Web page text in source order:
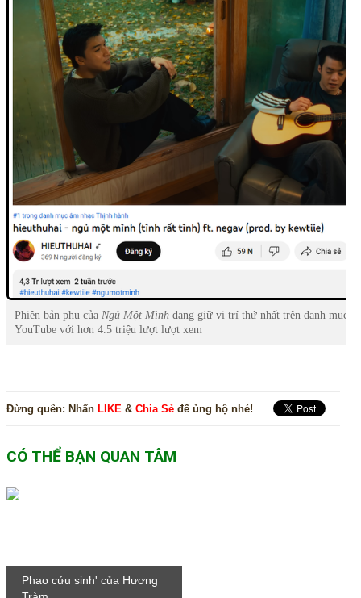
Phiên bản phụ của Ngủ Một Mình đang giữ vị trí thứ nhất trên danh mục
YouTube với hơn 4.5 triệu lượt lượt xem
Đừng quên: Nhấn LIKE & Chia Sẻ để ủng hộ nhé!
CÓ THỂ BẠN QUAN TÂM
Phao cứu sinh' của Hương